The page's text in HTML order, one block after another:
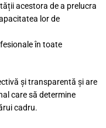
acestora de a prelucra
lor de
în toate
și transparentă și are
care să determine
cadru.